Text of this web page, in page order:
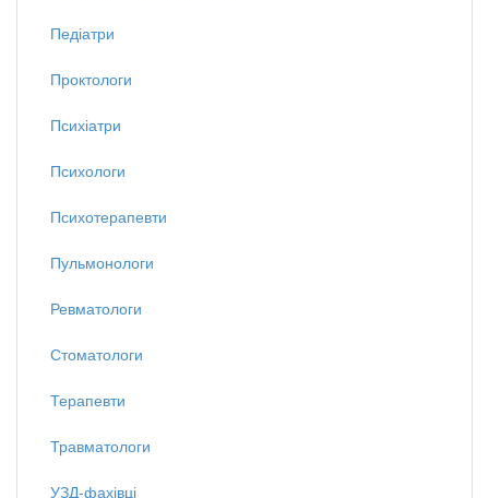
Педіатри
Проктологи
Психіатри
Психологи
Психотерапевти
Пульмонологи
Ревматологи
Стоматологи
Терапевти
Травматологи
УЗД-фахівці